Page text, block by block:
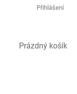
Přihlášení
NÁKUPNÍ
Prázdný košík